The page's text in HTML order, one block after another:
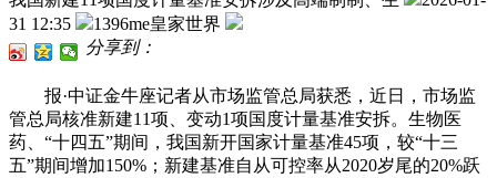
31 12:35
1396me皇家世界
分享到：
报·中证金牛座记者从市场监管总局获悉，近日，市场监
管总局核准新建11项、变动1项国度计量基准安拆。生物医
药、“十四五”期间，我国新开国家计量基准45项，较“十三
五”期间增加150%；新建基准自从可控率从2020岁尾的20%跃